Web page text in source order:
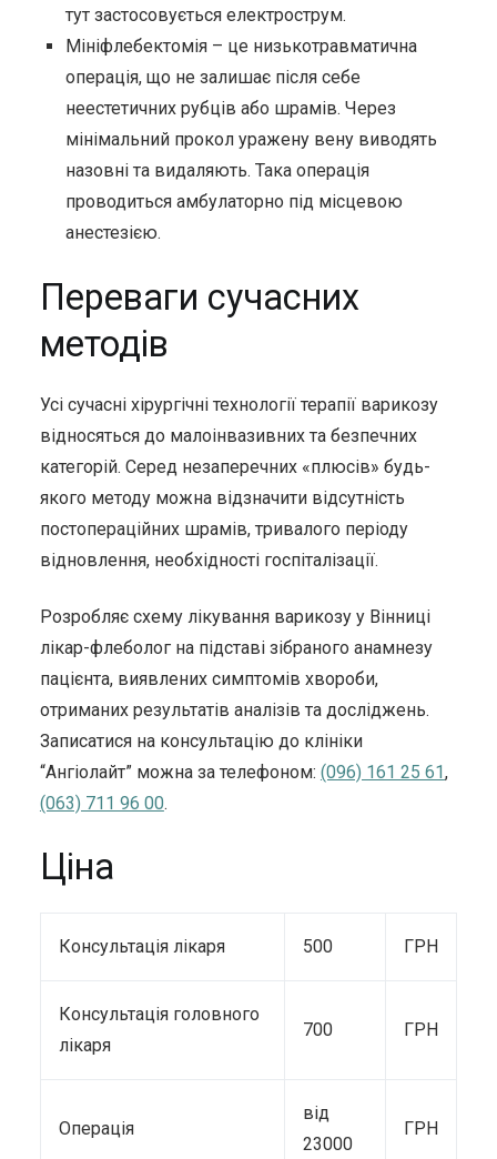
тут застосовується електрострум.
Мініфлебектомія – це низькотравматична
операція, що не залишає після себе
неестетичних рубців або шрамів. Через
мінімальний прокол уражену вену виводять
назовні та видаляють. Така операція
проводиться амбулаторно під місцевою
анестезією.
Переваги сучасних
методів
Усі сучасні хірургічні технології терапії варикозу
відносяться до малоінвазивних та безпечних
категорій. Серед незаперечних «плюсів» будь-
якого методу можна відзначити відсутність
постопераційних шрамів, тривалого періоду
відновлення, необхідності госпіталізації.
Розробляє схему лікування варикозу у Вінниці
лікар-флеболог на підставі зібраного анамнезу
пацієнта, виявлених симптомів хвороби,
отриманих результатів аналізів та досліджень.
Записатися на консультацію до клініки
“Ангіолайт” можна за телефоном: (096) 161 25 61,
(063) 711 96 00.
Ціна
Консультація лікаря 500 ГРН
Консультація головного
лікаря
700 ГРН
Операція
від
23000
ГРН